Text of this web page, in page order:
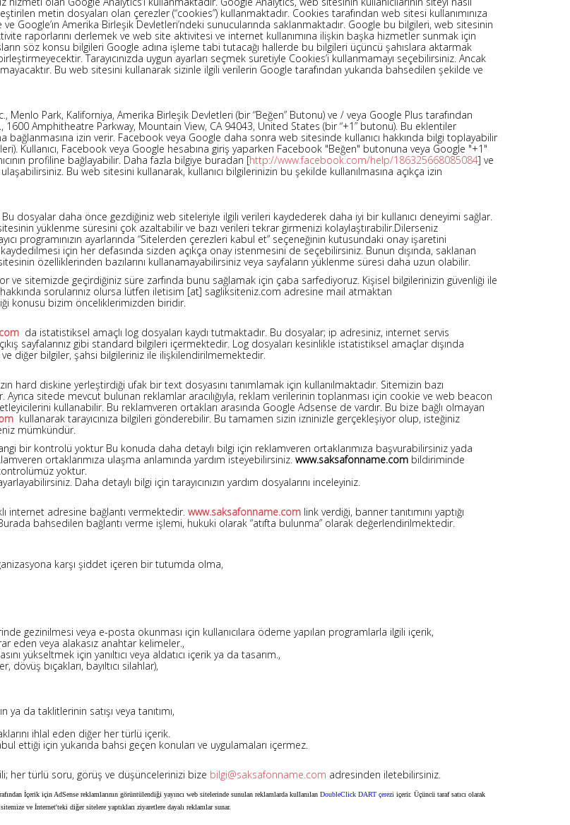
metin dosyaları olan çerezler (“cookies”) kullanmaktadır. Cookies tarafından web sitesi kullanımınıza
Google’ın Amerika Birleşik Devletleri’ndeki sunucularında saklanmaktadır. Google bu bilgileri, web sitesinin
raporlarını derlemek ve web site aktivitesi ve internet kullanımına ilişkin başka hizmetler sunmak için
söz konsu bilgileri Google adına işleme tabi tutacağı hallerde bu bilgileri üçüncü şahıslara aktarmak
Tarayıcınızda uygun ayarları seçmek suretiyle Cookies’i kullanmamayı seçebilirsiniz. Ancak
Bu web sitesini kullanarak sizinle ilgili verilerin Google tarafından yukarıda bahsedilen şekilde ve
Park, Kaliforniya, Amerika Birleşik Devletleri (bir “Beğen” Butonu) ve / veya Google Plus tarafından
Amphitheatre Parkway, Mountain View, CA 94043, United States (bir “+1” butonu). Bu eklentiler
bağlanmasına izin verir. Facebook veya Google daha sonra web sitesinde kullanıcı hakkında bilgi toplayabilir
Kullanıcı, Facebook veya Google hesabına giriş yaparken Facebook "Beğen" butonuna veya Google "+1"
profiline bağlayabilir. Daha fazla bilgiye buradan [http://www.facebook.com/help/186325668085084] ve
Bu web sitesini kullanarak, kullanıcı bilgilerinizin bu şekilde kullanılmasına açıkça izin
dosyalar daha önce gezdiğiniz web siteleriyle ilgili verileri kaydederek daha iyi bir kullanıcı deneyimi sağlar.
yüklenme süresini çok azaltabilir ve bazı verileri tekrar girmenizi kolaylaştırabilir.Dilerseniz
programınızın ayarlarında “Sitelerden çerezleri kabul et” seçeneğinin kutusundaki onay işaretini
kaydedilmesi için her defasında sizden açıkça onay istenmesini de seçebilirsiniz. Bunun dışında, saklanan
özelliklerinden bazılarını kullanamayabilirsiniz veya sayfaların yüklenme süresi daha uzun olabilir.
ve sitemizde geçirdiğiniz süre zarfında bunu sağlamak için çaba sarfediyoruz. Kişisel bilgilerinizin güvenliği ile
sorularınız olursa lütfen iletisim [at] sagliksiteniz.com adresine mail atmaktan
konusu bizim önceliklerimizden biridir.
da istatistiksel amaçlı log dosyaları kaydı tutmaktadır. Bu dosyalar; ip adresiniz, internet servis
sayfalarınız gibi standard bilgileri içermektedir. Log dosyaları kesinlikle istatistiksel amaçlar dışında
diğer bilgiler, şahsi bilgileriniz ile ilişkilendirilmemektedir.
hard diskine yerleştirdiği ufak bir text dosyasını tanımlamak için kullanılmaktadır. Sitemizin bazı
Ayrıca sitede mevcut bulunan reklamlar aracılığıyla, reklam verilerinin toplanması için cookie ve web beacon
kullanabilir. Bu reklamveren ortakları arasında Google Adsense de vardır. Bu bize bağlı olmayan
kullanarak tarayıcınıza bilgileri gönderebilir. Bu tamamen sizin izninizle gerçekleşiyor olup, isteğiniz
mümkündür.
bir kontrolü yoktur Bu konuda daha detaylı bilgi için reklamveren ortaklarımıza başvurabilirsiniz yada
ortaklarımıza ulaşma anlamında yardım isteyebilirsiniz. www.saksafonname.com bildiriminde
yoktur.
Daha detaylı bilgi için tarayıcınızın yardım dosyalarını inceleyiniz.
internet adresine bağlantı vermektedir. www.saksafonname.com link verdiği, banner tanıtımını yaptığı
bahsedilen bağlantı verme işlemi, hukuki olarak “atıfta bulunma” olarak değerlendirilmektedir.
karşı şiddet içeren bir tutumda olma,
gezinilmesi veya e-posta okunması için kullanıcılara ödeme yapılan programlarla ilgili içerik,
eden veya alakasız anahtar kelimeler.,
yükseltmek için yanıltıcı veya aldatıcı içerik ya da tasarım.,
dövüş bıçakları, bayıltıcı silahlar),
da taklitlerinin satışı veya tanıtımı,
ihlal eden diğer her türlü içerik.
ettiği için yukarıda bahsi geçen konuları ve uygulamaları içermez.
her türlü soru, görüş ve düşüncelerinizi bize bilgi@saksafonname.com adresinden iletebilirsiniz.
İçerik için AdSense reklamlarının görüntülendiği yayıncı web sitelerinde sunulan reklamlarda kullanılan DoubleClick DART çerezi içerir. Üçüncü taraf satıcı olarak
ve İnternet'teki diğer sitelere yaptıkları ziyaretlere dayalı reklamlar sunar.